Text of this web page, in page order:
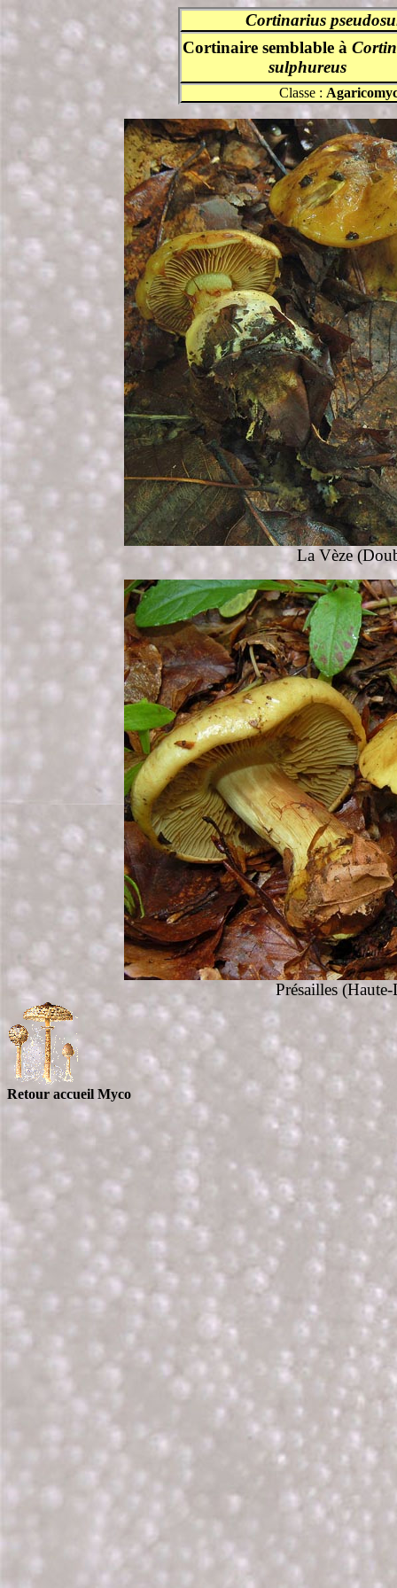
Cortinarius
Cortinaire semblable à
sulphureus
Classe :
La Vèze
Présailles
Retour accueil Myco